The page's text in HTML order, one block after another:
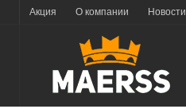
Акция О компании Новости